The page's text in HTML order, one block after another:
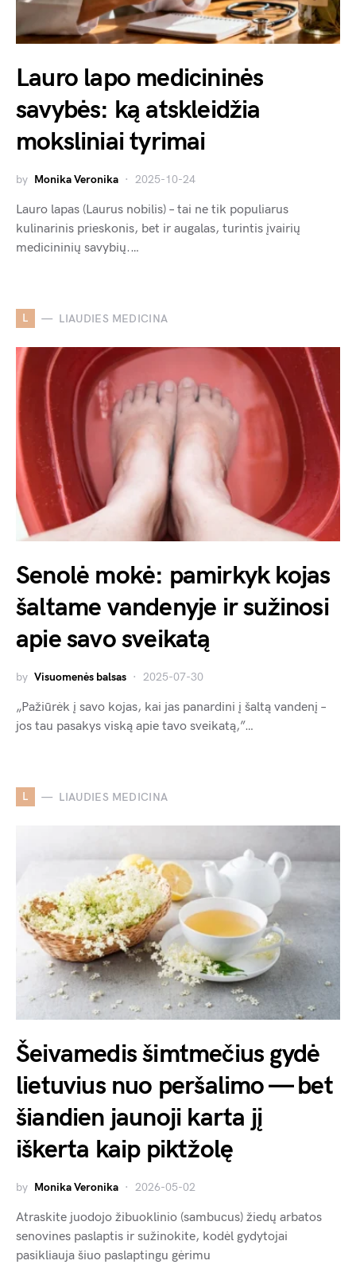
Lauro lapo medicininės
savybės: ką atskleidžia
moksliniai tyrimai
by Monika Veronika 2025-10-24
Lauro lapas (Laurus nobilis) – tai ne tik populiarus
kulinarinis prieskonis, bet ir augalas, turintis įvairių
medicininių savybių.…
L LIAUDIES MEDICINA
Senolė mokė: pamirkyk kojas
šaltame vandenyje ir sužinosi
apie savo sveikatą
by Visuomenės balsas 2025-07-30
„Pažiūrėk į savo kojas, kai jas panardini į šaltą vandenį –
jos tau pasakys viską apie tavo sveikatą,”…
L LIAUDIES MEDICINA
Šeivamedis šimtmečius gydė
lietuvius nuo peršalimo — bet
šiandien jaunoji karta jį
iškerta kaip piktžolę
by Monika Veronika 2026-05-02
Atraskite juodojo žibuoklinio (sambucus) žiedų arbatos
senovines paslaptis ir sužinokite, kodėl gydytojai
pasikliauja šiuo paslaptingu gėrimu